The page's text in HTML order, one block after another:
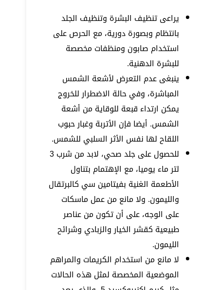
يراعى تنظيف البشرة وتنظيف الجلد
بانتظام وبصورة دورية، مع الحرص على
استخدام صابون ومنظفات مخصصة
للبشرة الدهنية.
ينبغى عدم التعرض لأشعة الشمس
المباشرة، وفي حالة الاضطرار للخروج
يمكن ارتداء قبعة للوقاية من أشعة
الشمس. أيضا فإن الأتربة وغبار حبوب
اللقاح لها نفس الأثر السلبي للشمس.
للحصول على جلد صحي، لابد من شرب 3
لتر ماء يوميا، مع الإهتمام بتناول
الأطعمة الغنية بفيتامين سي كالبرتقال
والليمون. ولا مانع من عمل ماسكات
على الوجه، على أن تكون من عناصر
طبيعية كقشر الخيار والزبادي وشرائح
الليمون.
لا مانع من استخدام الكريمات والمراهم
الموضعية المخصصة لمثل هذه الحالات